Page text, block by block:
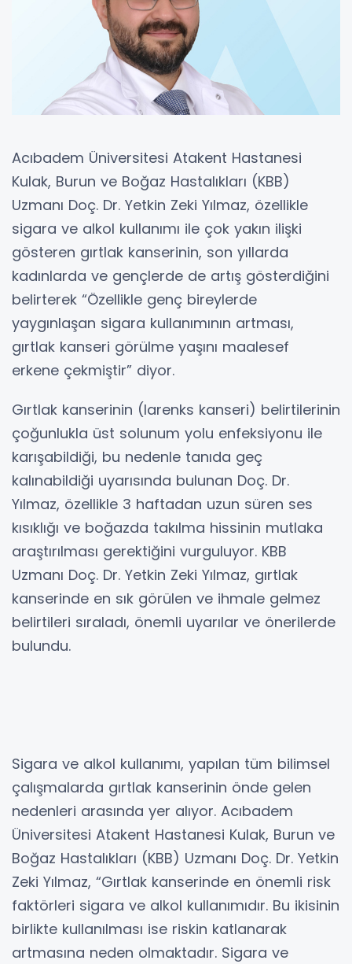
Acıbadem Üniversitesi Atakent Hastanesi
Kulak, Burun ve Boğaz Hastalıkları (KBB)
Uzmanı Doç. Dr. Yetkin Zeki Yılmaz, özellikle
sigara ve alkol kullanımı ile çok yakın ilişki
gösteren gırtlak kanserinin, son yıllarda
kadınlarda ve gençlerde de artış gösterdiğini
belirterek “Özellikle genç bireylerde
yaygınlaşan sigara kullanımının artması,
gırtlak kanseri görülme yaşını maalesef
erkene çekmiştir” diyor.
Gırtlak kanserinin (larenks kanseri) belirtilerinin
çoğunlukla üst solunum yolu enfeksiyonu ile
karışabildiği, bu nedenle tanıda geç
kalınabildiği uyarısında bulunan Doç. Dr.
Yılmaz, özellikle 3 haftadan uzun süren ses
kısıklığı ve boğazda takılma hissinin mutlaka
araştırılması gerektiğini vurguluyor. KBB
Uzmanı Doç. Dr. Yetkin Zeki Yılmaz, gırtlak
kanserinde en sık görülen ve ihmale gelmez
belirtileri sıraladı, önemli uyarılar ve önerilerde
bulundu.
Sigara ve alkol kullanımı, yapılan tüm bilimsel
çalışmalarda gırtlak kanserinin önde gelen
nedenleri arasında yer alıyor. Acıbadem
Üniversitesi Atakent Hastanesi Kulak, Burun ve
Boğaz Hastalıkları (KBB) Uzmanı Doç. Dr. Yetkin
Zeki Yılmaz, “Gırtlak kanserinde en önemli risk
faktörleri sigara ve alkol kullanımıdır. Bu ikisinin
birlikte kullanılması ise riskin katlanarak
artmasına neden olmaktadır. Sigara ve